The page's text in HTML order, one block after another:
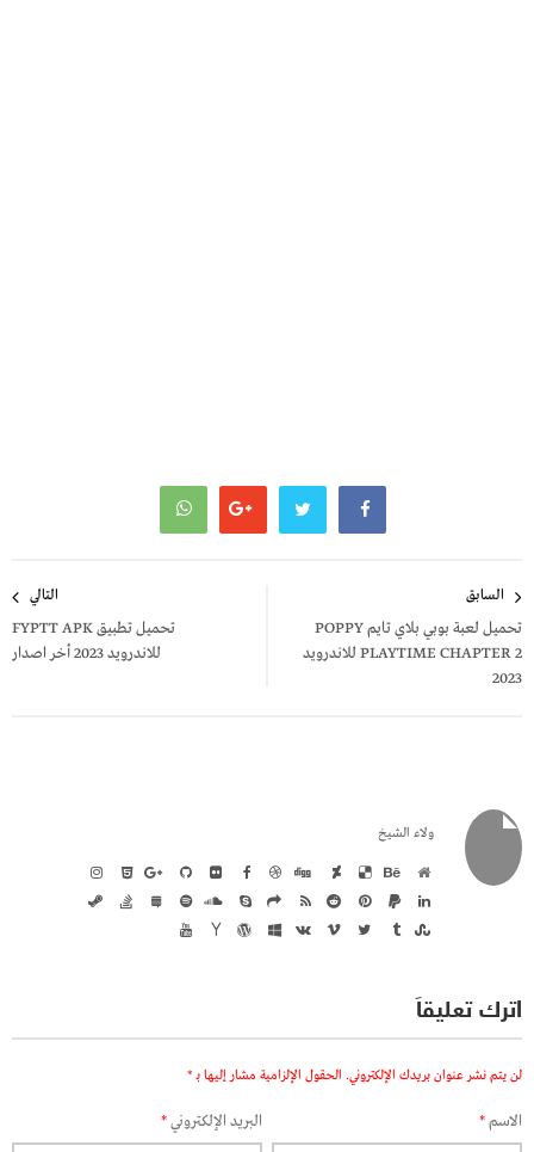
المقالات
السابق
تحميل لعبة بوبي بلاي تايم POPPY
PLAYTIME CHAPTER 2 للاندرويد
2023
التالي
تحميل تطبيق FYPTT APK
للاندرويد 2023 أخر اصدار
ولاء الشيخ
اترك تعليقاً
لن يتم نشر عنوان بريدك الإلكتروني. الحقول الإلزامية مشار إليها بـ *
الاسم* البريد الإلكتروني*